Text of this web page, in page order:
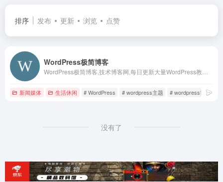
排序 发布 更新 浏览 点赞
WordPress极简博客
新闻媒体 生活休闲 # WordPress # wordpress主题 # wordpress博客
没有了